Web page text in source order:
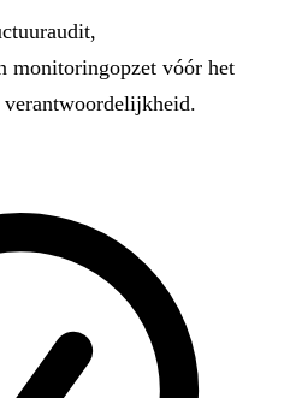
monitoringopzet vóór het
verantwoordelijkheid.